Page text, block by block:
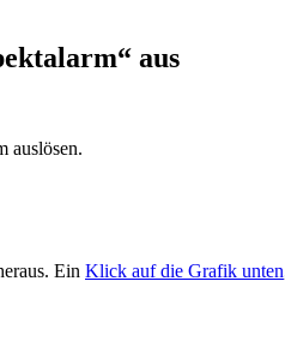
aus
auslösen.
Ein Klick auf die Grafik unten